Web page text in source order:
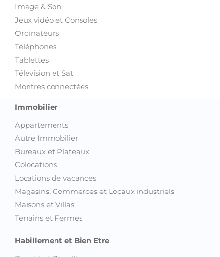
Image & Son
Jeux vidéo et Consoles
Ordinateurs
Téléphones
Tablettes
Télévision et Sat
Montres connectées
Immobilier
Appartements
Autre Immobilier
Bureaux et Plateaux
Colocations
Locations de vacances
Magasins, Commerces et Locaux industriels
Maisons et Villas
Terrains et Fermes
Habillement et Bien Etre